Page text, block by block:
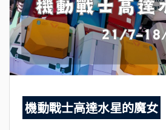
機動戰士高達水星的魔女